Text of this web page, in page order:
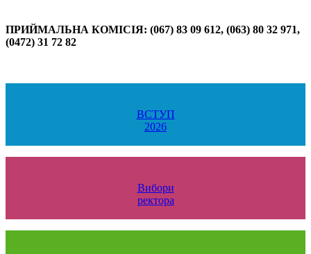
ПРИЙМАЛЬНА КОМІСІЯ: (067) 83 09 612, (063) 80 32 971,
(0472) 31 72 82
ВСТУП
2026
Вибори
ректора